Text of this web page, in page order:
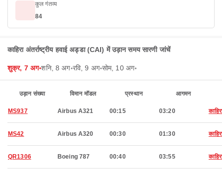
कुल गंतव्य
84
काहिरा अंतर्राष्ट्रीय हवाई अड्डा (CAI) में उड़ान समय सारणी जांचें
शुक्र, 7 अग॰शनि, 8 अग॰रवि, 9 अग॰सोम, 10 अग॰
उड़ान संख्या विमान मॉडल प्रस्थान आगमन
MS937 Airbus A321 00:15 03:20
MS42 Airbus A320 00:30 01:30
QR1306 Boeing 787 00:40 03:55